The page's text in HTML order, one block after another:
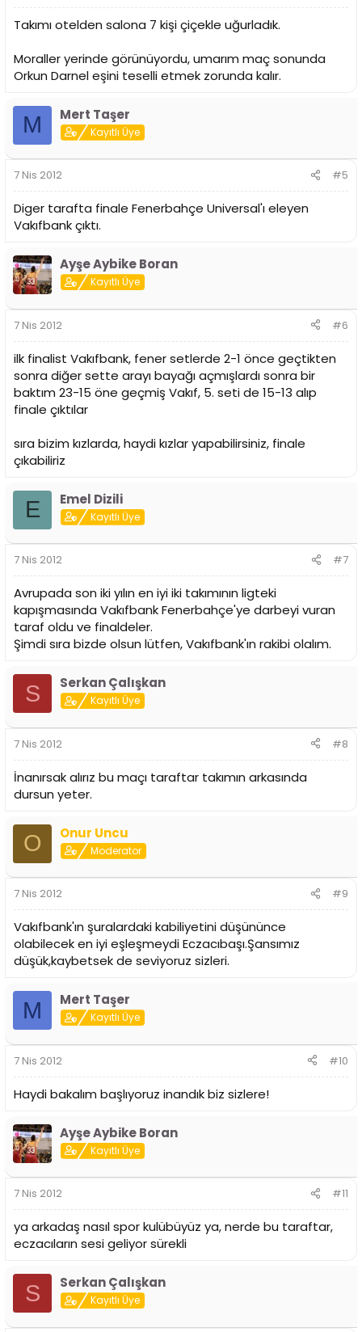
Takımı otelden salona 7 kişi çiçekle uğurladık.
Moraller yerinde görünüyordu, umarım maç sonunda
Orkun Darnel eşini teselli etmek zorunda kalır.
M Mert Taşer
Kayıtlı Üye
7 Nis 2012 #5
Diger tarafta finale Fenerbahçe Universal'ı eleyen
Vakıfbank çıktı.
Ayşe Aybike Boran
Kayıtlı Üye
7 Nis 2012 #6
ilk finalist Vakıfbank, fener setlerde 2-1 önce geçtikten
sonra diğer sette arayı bayağı açmışlardı sonra bir
baktım 23-15 öne geçmiş Vakıf, 5. seti de 15-13 alıp
finale çıktılar
sıra bizim kızlarda, haydi kızlar yapabilirsiniz, finale
çıkabiliriz
E Emel Dizili
Kayıtlı Üye
7 Nis 2012 #7
Avrupada son iki yılın en iyi iki takımının ligteki
kapışmasında Vakıfbank Fenerbahçe'ye darbeyi vuran
taraf oldu ve finaldeler.
Şimdi sıra bizde olsun lütfen, Vakıfbank'ın rakibi olalım.
S Serkan Çalışkan
Kayıtlı Üye
7 Nis 2012 #8
İnanırsak alırız bu maçı taraftar takımın arkasında
dursun yeter.
O Onur Uncu
Moderator
7 Nis 2012 #9
Vakıfbank'ın şuralardaki kabiliyetini düşününce
olabilecek en iyi eşleşmeydi Eczacıbaşı.Şansımız
düşük,kaybetsek de seviyoruz sizleri.
M Mert Taşer
Kayıtlı Üye
7 Nis 2012 #10
Haydi bakalım başlıyoruz inandık biz sizlere!
Ayşe Aybike Boran
Kayıtlı Üye
7 Nis 2012 #11
ya arkadaş nasıl spor kulübüyüz ya, nerde bu taraftar,
eczacıların sesi geliyor sürekli
S Serkan Çalışkan
Kayıtlı Üye